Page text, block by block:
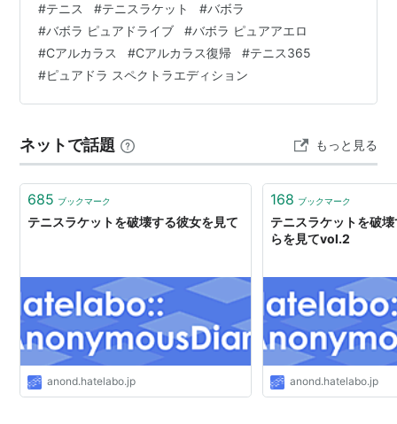
に大丈夫 なのか間に合うのか心配してたのですが 、、怪
我がどうのこうのというかニュー ヘアースタイルが衝撃
的過ぎて。 あくまで個人的な感想にはなりますが イマイ
チ似合ってな(以下略) そんなことを言ってたらあのバボ
ラさんが ついこないだウインブルドン限定版カラー を出
#テニス #テニスラケット #バボラ
#バボラ ピュアドライブ #バボラ ピュアアエロ
#Cアルカラス #Cアルカラス復帰 #テニス365
#ピュアドラ スペクトラエディション
ネットで話題 もっと見る
685 ブックマーク
テニスラケットを破壊する彼女を見て
anond.hatelabo.jp
168 ブックマーク
テニスラケットを破
らを見てvol.2
anond.hatelabo.jp